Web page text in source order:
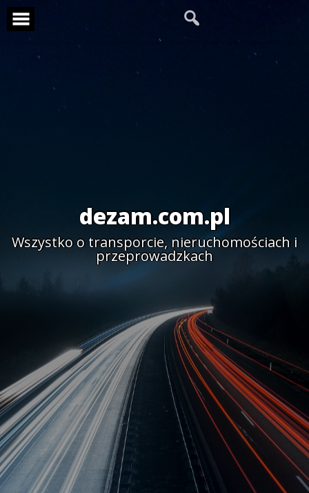
Skip
content
dezam.com.pl
Wszystko o transporcie, nieruchomościach i
przeprowadzkach